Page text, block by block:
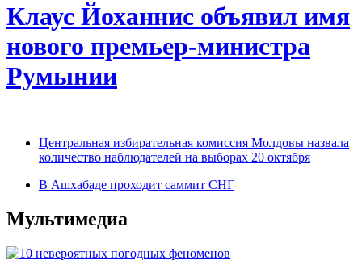
Клаус Йоханнис объявил имя
нового премьер-министра
Румынии
Центральная избирательная комиссия Молдовы назвала
количество наблюдателей на выборах 20 октября
В Ашхабаде проходит саммит СНГ
Мультимедиа